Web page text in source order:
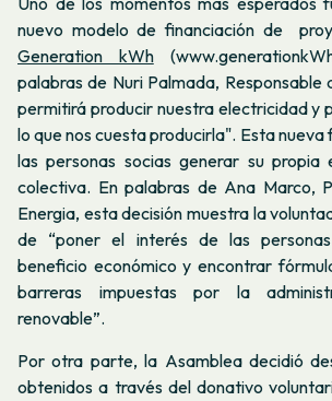
nuevo modelo de financiación de
Generation kWh
palabras de Nuri Palmada, Responsable
permitirá producir nuestra electricidad y
lo que nos cuesta producirla". Esta
las personas socias generar su propia
colectiva. En palabras de Ana Marco,
Energia, esta decisión muestra la
de “poner el interés de las
beneficio económico y encontrar
barreras impuestas por la
renovable”.
Por otra parte, la Asamblea decidió
obtenidos a través del donativo